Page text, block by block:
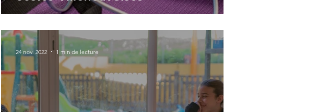
24 nov. 2022 1 min de lecture